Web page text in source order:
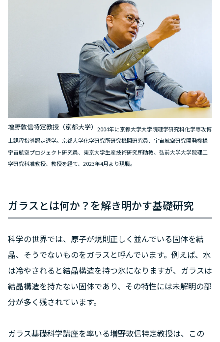
増野敦信特定教授（京都大学） 2004年に京都大学大学院理学研究科化学専攻博
士課程指導認定退学。京都大学化学研究所研究機関研究員、宇宙航空研究開発機構
宇宙航空プロジェクト研究員、東京大学生産技術研究所助教、弘前大学大学院理工
学研究科准教授、教授を経て、2023年4月より現職。
ガラスとは何か？を解き明かす基礎研究
科学の世界では、原子が規則正しく並んでいる固体を結
晶、そうでないものをガラスと呼んでいます。例えば、水
は冷やされると結晶構造を持つ氷になりますが、ガラスは
結晶構造を持たない固体であり、その特性には未解明の部
分が多く残されています。
ガラス基礎科学講座を率いる増野敦信特定教授は、この